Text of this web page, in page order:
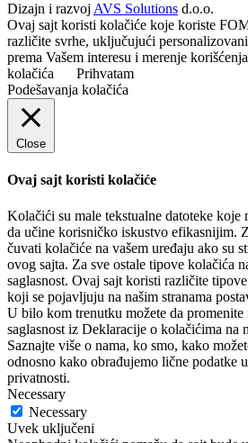
Dizajn i razvoj AVS Solutions d.o.o.
Ovaj sajt koristi kolačiće koje koriste
različite svrhe, uključujući
prema Vašem interesu i merenje
kolačića
Prihvatam
Podešavanja kolačića
Close
Ovaj sajt koristi kolačiće
Kolačići su male tekstualne datoteke
da učine korisničko iskustvo efikasnijim.
čuvati kolačiće na vašem uređaju ako su
ovog sajta. Za sve ostale tipove kolačića
saglasnost. Ovaj sajt koristi različite
koji se pojavljuju na našim stranama
U bilo kom trenutku možete da
saglasnost iz Deklaracije o kolačićima na
Saznajte više o nama, ko smo, kako
odnosno kako obrađujemo lične podatke
privatnosti.
Necessary
Necessary
Uvek uključeni